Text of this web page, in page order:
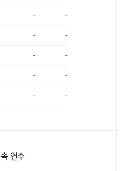
-
-
-
-
-
-
-
-
- -
연수